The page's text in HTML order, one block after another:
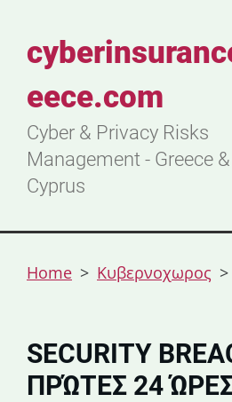
eece.com
Cyber & Privacy Risks
Management - Greece &
Cyprus
Home > Κυβερνοχωρος >
SECURITY
ΠΡΏΤΕΣ 24